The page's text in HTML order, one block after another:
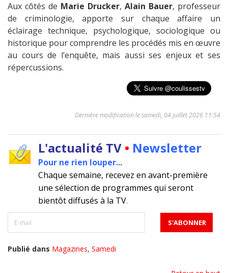
Aux côtés de Marie Drucker, Alain Bauer, professeur
de criminologie, apporte sur chaque affaire un
éclairage technique, psychologique, sociologique ou
historique pour comprendre les procédés mis en œuvre
au cours de l’enquête, mais aussi ses enjeux et ses
répercussions.
Dernière modification le samedi, 04 juillet 2026 11:54
L'actualité TV • Newsletter
Pour ne rien louper...
Chaque semaine, recevez en avant-première
une sélection de programmes qui seront
bientôt diffusés à la TV.
Publié dans Magazines, Samedi